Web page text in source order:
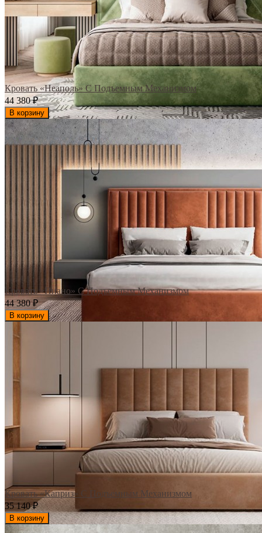
Кровать «Неаполь» С Подъемным Механизмом
44 380₽
В корзину
Кровать «Пиано» С Подъемным Механизмом
44 380₽
В корзину
Кровать «Каприз» С Подъемным Механизмом
35 140₽
В корзину